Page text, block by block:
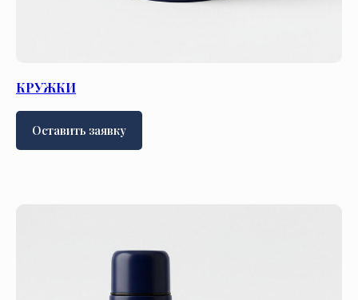
КРУЖКИ
Оставить заявку